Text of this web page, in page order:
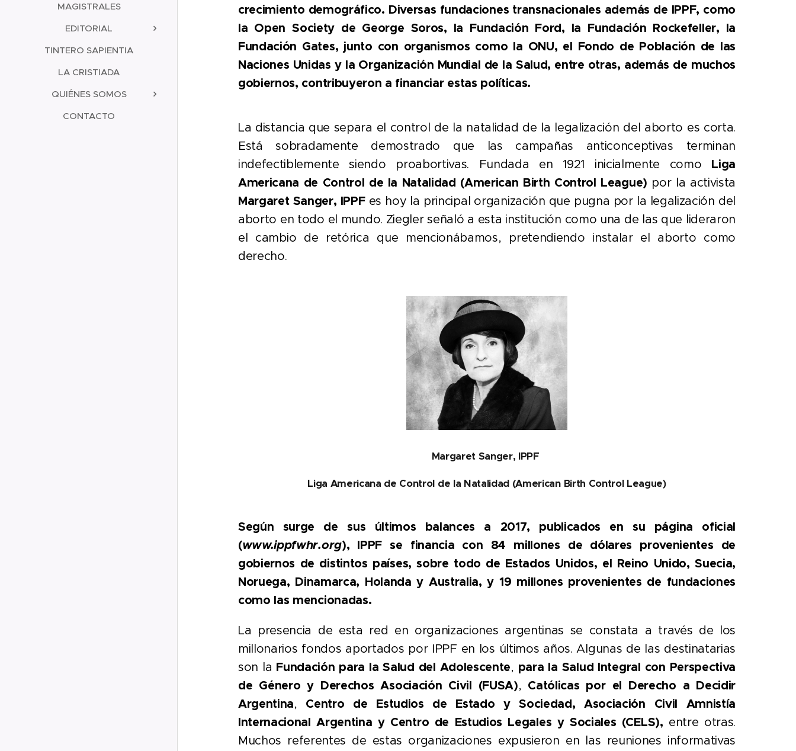
MAGISTRALES
EDITORIAL
TINTERO SAPIENTIA
LA CRISTIADA
QUIÉNES SOMOS
CONTACTO
crecimiento demográfico. Diversas fundaciones transnacionales además de IPPF, como
la Open Society de George Soros, la Fundación Ford, la Fundación Rockefeller, la
Fundación Gates, junto con organismos como la ONU, el Fondo de Población de las
Naciones Unidas y la Organización Mundial de la Salud, entre otras, además de muchos
gobiernos, contribuyeron a financiar estas políticas.
La distancia que separa el control de la natalidad de la legalización del aborto es corta.
Está sobradamente demostrado que las campañas anticonceptivas terminan
indefectiblemente siendo proabortivas. Fundada en 1921 inicialmente como Liga
Americana de Control de la Natalidad (American Birth Control League) por la activista
Margaret Sanger, IPPFes hoy la principal organización que pugna por la legalización del
aborto en todo el mundo. Ziegler señaló a esta institución como una de las que lideraron
el cambio de retórica que mencionábamos, pretendiendo instalar el aborto como
derecho.
Margaret Sanger, IPPF
Liga Americana de Control de la Natalidad (American Birth Control League)
Según surge de sus últimos balances a 2017, publicados en su página oficial
(www.ippfwhr.org), IPPF se financia con 84 millones de dólares provenientes de
gobiernos de distintos países, sobre todo de Estados Unidos, el Reino Unido, Suecia,
Noruega, Dinamarca, Holanda y Australia, y 19 millones provenientes de fundaciones
como las mencionadas.
La presencia de esta red en organizaciones argentinas se constata a través de los
millonarios fondos aportados por IPPF en los últimos años. Algunas de las destinatarias
son la Fundación para la Salud del Adolescente, para la Salud Integral con Perspectiva
de Género y Derechos Asociación Civil (FUSA), Católicas por el Derecho a Decidir
Argentina, Centro de Estudios de Estado y Sociedad, Asociación Civil Amnistía
Internacional Argentina y Centro de Estudios Legales y Sociales (CELS), entre otras.
Muchos referentes de estas organizaciones expusieron en las reuniones informativas